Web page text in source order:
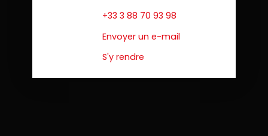
+33 3 88 70 93 98
Envoyer un e-mail
S'y rendre